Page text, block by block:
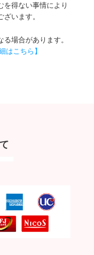
を得ない事情により
います。
場合があります。
はこちら】